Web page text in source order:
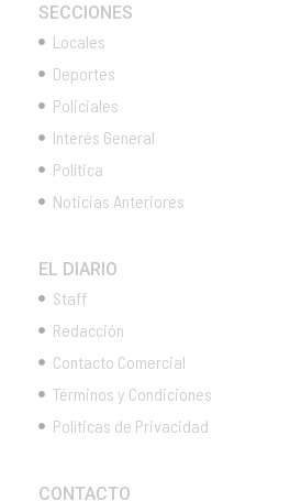
SECCIONES
Locales
Deportes
Policiales
Interés General
Política
Noticias Anteriores
EL DIARIO
Staff
Redacción
Contacto Comercial
Términos y Condiciones
Políticas de Privacidad
CONTACTO